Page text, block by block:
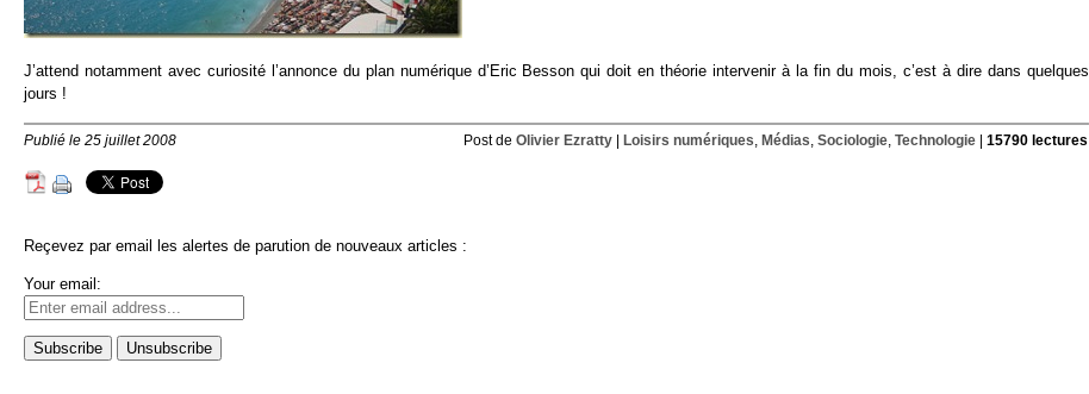
J’attend notamment avec curiosité l’annonce du plan numérique d’Eric Besson qui doit en théorie intervenir à la fin du mois, c’est à dire dans quelques
jours !
Publié le 25 juillet 2008 Post de Olivier Ezratty| Loisirs numériques Médias Sociologie, Technologie| 15790 lectures
Reçevez par email les alertes de parution de nouveaux articles :
Your email: